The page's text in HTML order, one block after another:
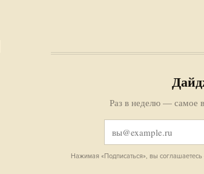
Раз в неделю — самое
Нажимая «Подписаться», вы соглашаетесь